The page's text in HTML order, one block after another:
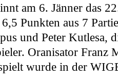
am 6. Jänner das
Punkten aus 7
und Peter Kutlesa,
Oranisator Franz
wurde in der